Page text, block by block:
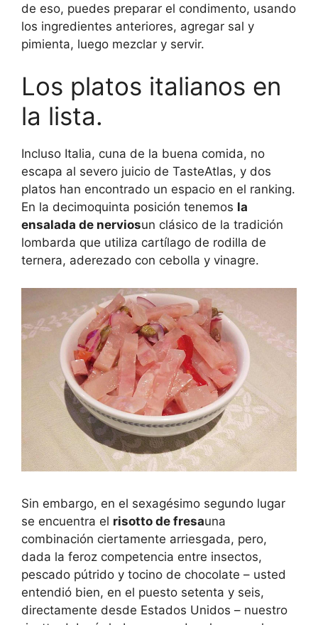
de eso, puedes preparar el condimento, usando
los ingredientes anteriores, agregar sal y
pimienta, luego mezclar y servir.
Los platos italianos en
la lista.
Incluso Italia, cuna de la buena comida, no
escapa al severo juicio de TasteAtlas, y dos
platos han encontrado un espacio en el ranking.
En la decimoquinta posición tenemos la
ensalada de nerviosun clásico de la tradición
lombarda que utiliza cartílago de rodilla de
ternera, aderezado con cebolla y vinagre.
Sin embargo, en el sexagésimo segundo lugar
se encuentra el risotto de fresauna
combinación ciertamente arriesgada, pero,
dada la feroz competencia entre insectos,
pescado pútrido y tocino de chocolate – usted
entendió bien, en el puesto setenta y seis,
directamente desde Estados Unidos – nuestro